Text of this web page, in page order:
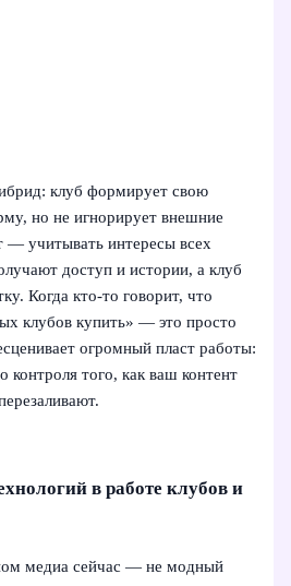
клуб формирует свою
но не игнорирует внешние
учитывать интересы всех
доступ и истории, а клуб
Когда кто-то говорит, что
клубов купить» — это просто
огромный пласт работы:
контроля того, как ваш контент
в работе клубов и
медиа сейчас — не модный